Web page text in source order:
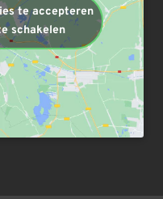
te accepteren
schakelen